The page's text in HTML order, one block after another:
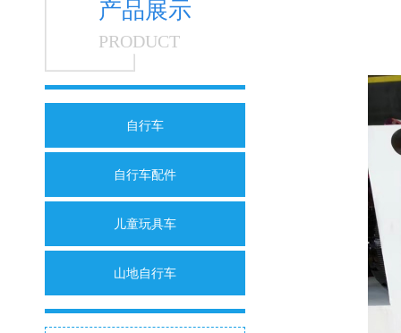
产品展示
PRODUCT
自行车
自行车配件
儿童玩具车
山地自行车